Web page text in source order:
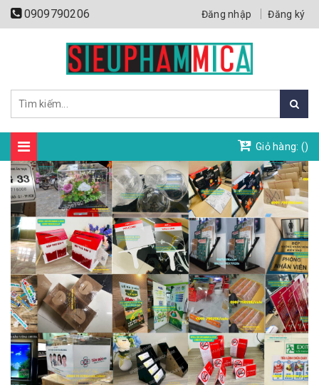
0909790206 Đăng nhập Đăng ký
Giỏ hàng: ()